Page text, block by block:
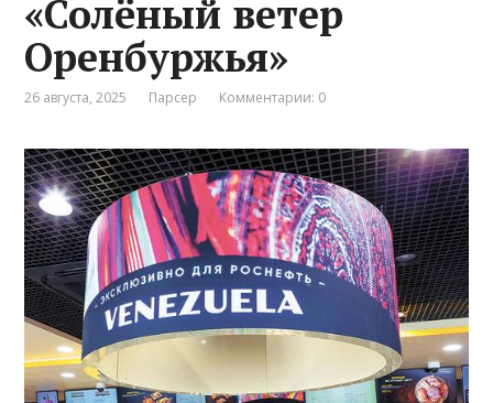
«Солёный ветер
Оренбуржья»
26 августа, 2025 Парсер Комментарии: 0